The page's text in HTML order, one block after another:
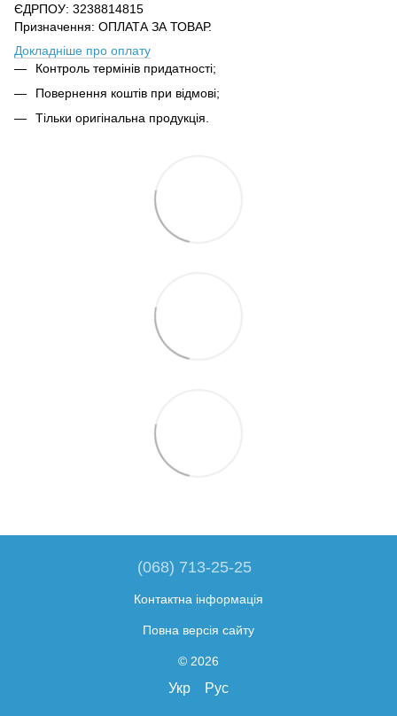
ЄДРПОУ: 3238814815
Призначення: ОПЛАТА ЗА ТОВАР.
Докладніше про оплату
Контроль термінів придатності;
Повернення коштів при відмові;
Тільки оригінальна продукція.
(068) 713-25-25
Контактна інформація
Повна версія сайту
© 2026
Укр Рус